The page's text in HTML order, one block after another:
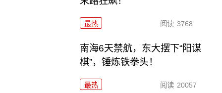
最热 阅读 3768
南海6天禁航，东大摆下“阳谋
棋”，锤炼铁拳头！
最热 阅读 20057